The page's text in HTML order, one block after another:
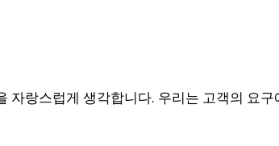
자랑스럽게 생각합니다. 우리는 고객의 요